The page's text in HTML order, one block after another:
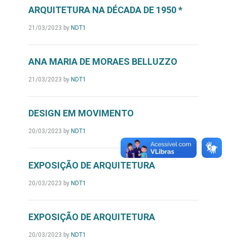
ARQUITETURA NA DÉCADA DE 1950 *
21/03/2023 by NDT1
ANA MARIA DE MORAES BELLUZZO
21/03/2023 by NDT1
DESIGN EM MOVIMENTO
20/03/2023 by NDT1
EXPOSIÇÃO DE ARQUITETURA
20/03/2023 by NDT1
EXPOSIÇÃO DE ARQUITETURA
20/03/2023 by NDT1